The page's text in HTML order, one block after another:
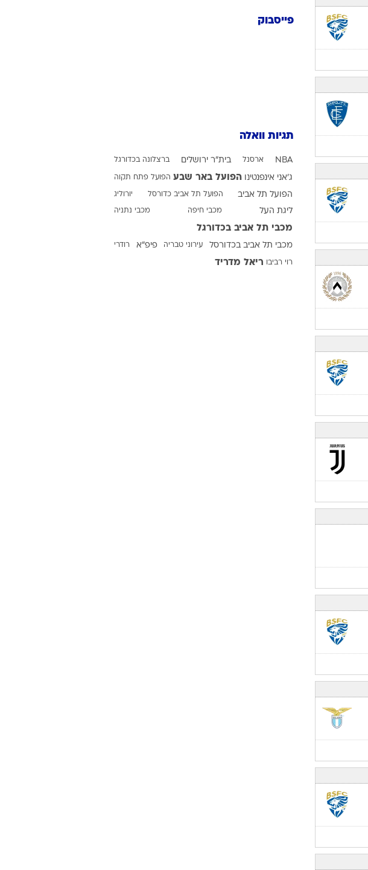
פייסבוק
תגיות וואלה
NBA ארסנל בית"ר ירושלים ברצלונה בכדורגל
ג'אני אינפנטינו הפועל באר שבע הפועל פתח תקוה
הפועל תל אביב הפועל תל אביב כדורסל יורוליג
ליגת העל מכבי חיפה מכבי נתניה
מכבי תל אביב בכדורגל
מכבי תל אביב בכדורסל עירוני טבריה פיפ"א רודרי
רוי רביבו ריאל מדריד